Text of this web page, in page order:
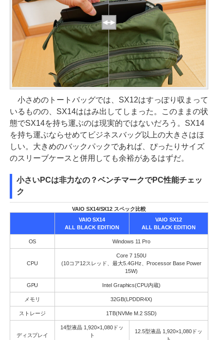
小さめのトートバッグでは、SX12はすっぽり収まって
いるものの、SX14ははみ出してしまった。このままの状
態でSX14を持ち運ぶのは現実的ではないだろう。SX14
を持ち運ぶならせめてビジネスバッグ以上の大きさはほ
しい。大きめのバックパックであれば、ぴったりサイズ
のスリーブケースと併用しても余裕があるはずだ。
小さいPCは非力なの？ベンチマークでPC性能チェッ
ク
VAIO SX14/SX12 スペック比較
VAIO SX14
ALL BLACK EDITION
VAIO SX12
ALL BLACK EDITION
OS Windows 11 Pro
CPU
Core 7 150U
(10コア12スレッド、最大5.4GHz、Processor Base Power
15W)
GPU Intel Graphics(CPU内蔵)
メモリ 32GB(LPDDR4X)
ストレージ 1TB(NVMe M.2 SSD)
ディスプレイ
14型液晶 1,920×1,080ドッ
ト
12.5型液晶 1,920×1,080ドッ